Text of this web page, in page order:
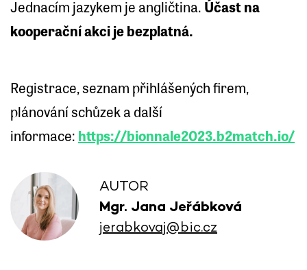
Jednacím jazykem je angličtina. Účast na
kooperační akci je bezplatná.
Registrace, seznam přihlášených firem,
plánování schůzek a další
informace: https://bionnale2023.b2match.io/
AUTOR
Mgr. Jana Jeřábková
jerabkovaj@bic.cz